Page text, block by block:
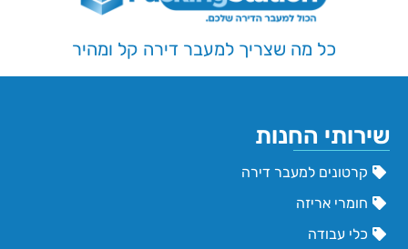
כל מה שצריך למעבר דירה קל ומהיר
שירותי החנות
קרטונים למעבר דירה
חומרי אריזה
כלי עבודה